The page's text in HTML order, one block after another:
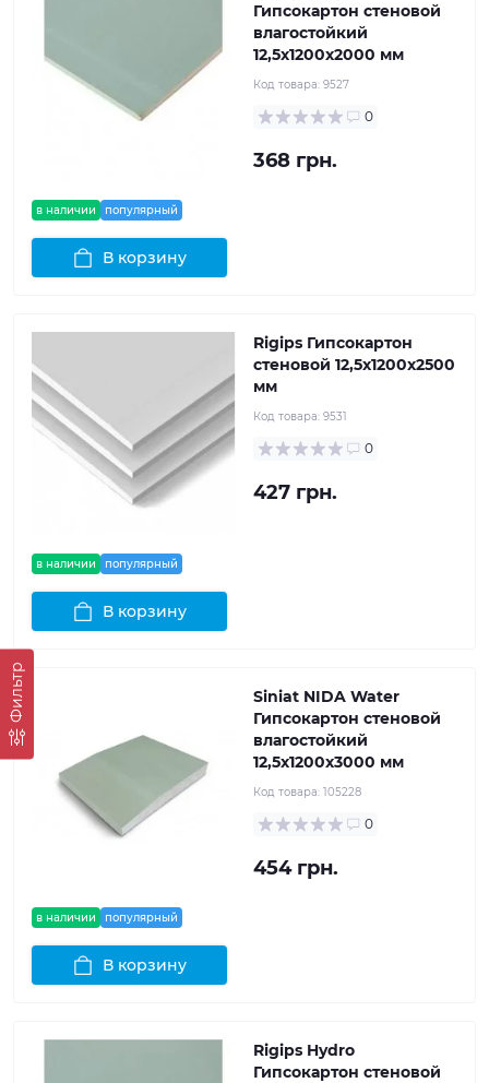
Фильтр
в наличии популярный
Гипсокартон стеновой
влагостойкий
12,5x1200x2000 мм
Код товара: 9527
0
368 грн.
В корзину
в наличии популярный
Rigips Гипсокартон
стеновой 12,5x1200x2500
мм
Код товара: 9531
0
427 грн.
В корзину
в наличии популярный
Siniat NIDA Water
Гипсокартон стеновой
влагостойкий
12,5x1200x3000 мм
Код товара: 105228
0
454 грн.
В корзину
Rigips Hydro
Гипсокартон стеновой